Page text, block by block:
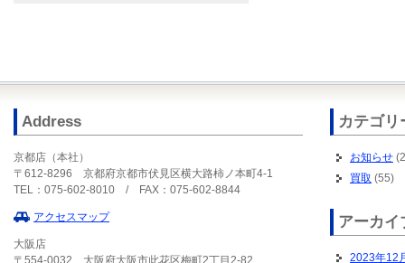
Address
京都店（本社）
〒612-8296 京都府京都市伏見区横大路柿ノ本町4-1
TEL：075-602-8010 / FAX：075-602-8844
アクセスマップ
大阪店
〒554-0032 大阪府大阪市此花区梅町2丁目2-82
カテゴリ
お知らせ
買取 (55)
アーカイ
2023年12